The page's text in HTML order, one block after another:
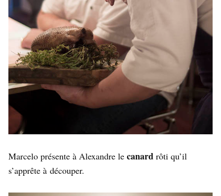
Marcelo présente à Alexandre le canard rôti qu’il
s’apprête à découper.